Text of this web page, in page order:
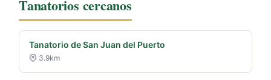
Tanatorios cercanos
Tanatorio de San Juan del Puerto
3.9km